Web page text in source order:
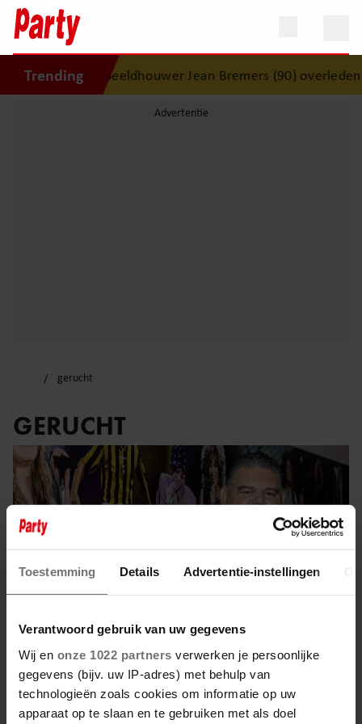
Toestemming Details Advertentie-instellingen
Verantwoord gebruik van uw gegevens
Wij en onze 1022 partners verwerken je persoonlijke
gegevens (bijv. uw IP-adres) met behulp van
technologieën zoals cookies om informatie op uw
apparaat op te slaan en te gebruiken met als doel
Trending
nieuws: beeldhouwer Jean Bremers (90) overleden
gerucht
GERUCHT
7 februari 2025